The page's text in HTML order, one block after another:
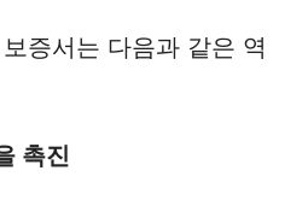
증서는 다음과 같은 역
촉진